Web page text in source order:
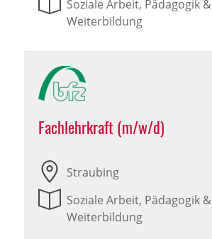
Soziale Arbeit, Pädagogik &
Weiterbildung
Fachlehrkraft (m/w/d)
Straubing
Soziale Arbeit, Pädagogik &
Weiterbildung